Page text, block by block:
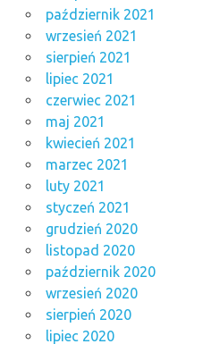
październik 2021
wrzesień 2021
sierpień 2021
lipiec 2021
czerwiec 2021
maj 2021
kwiecień 2021
marzec 2021
luty 2021
styczeń 2021
grudzień 2020
listopad 2020
październik 2020
wrzesień 2020
sierpień 2020
lipiec 2020